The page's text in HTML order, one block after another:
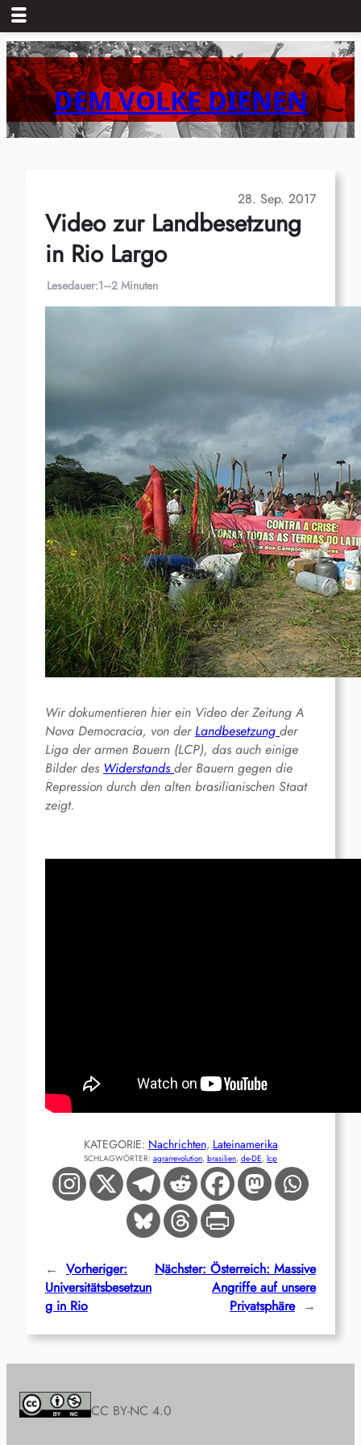
Zum
Inhalt
springenDEM VOLKE DIENEN
28. Sep. 2017
Video zur Landbesetzung
in Rio Largo
Lesedauer:1–2 Minuten
Wir dokumentieren hier ein Video der Zeitung A
Nova Democracia, von derLandbesetzung der
Liga der armen Bauern (LCP), das auch einige
Bilder des Widerstandsder Bauern gegen die
Repression durch den alten brasilianischen Staat
zeigt.
KATEGORIE: Nachrichten, Lateinamerika
SCHLAGWÖRTER: agrarrevolution, brasilien, de-DE, lcp
← Vorheriger:
Universitätsbesetzun
g in Rio
Nächster: Österreich: Massive
Angriffe auf unsere
Privatsphäre →
CC BY-NC 4.0